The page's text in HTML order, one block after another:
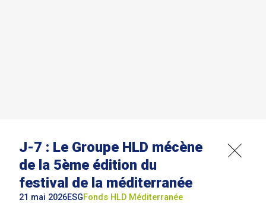
J-7 : Le Groupe HLD mécène
de la 5ème édition du
festival de la méditerranée
21 mai 2026ESGFonds HLD Méditerranée